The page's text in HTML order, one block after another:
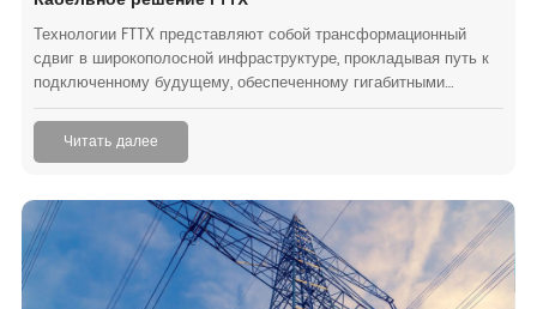
Технологии FTTX представляют собой трансформационный
сдвиг в широкополосной инфраструктуре, прокладывая путь к
подключенному будущему, обеспеченному гигабитными
скоростями, сверхнизкой задержкой и практически
неограниченной пропускной способностью. Поскольку спрос на
надежный и высокоскоростной интернет продолжает расти,
домов, предприятий и сообществ по всему миру, открывая
новую эру цифровых возможностей.
Читать далее